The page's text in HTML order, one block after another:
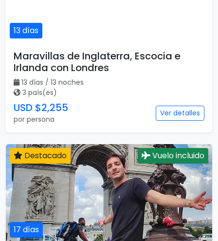
13 días
Maravillas de Inglaterra, Escocia e
Irlanda con Londres
13 días / 13 noches
3 país(es)
USD $2,255
por persona
Ver detalles
17 días
Destacado Vuelo incluido